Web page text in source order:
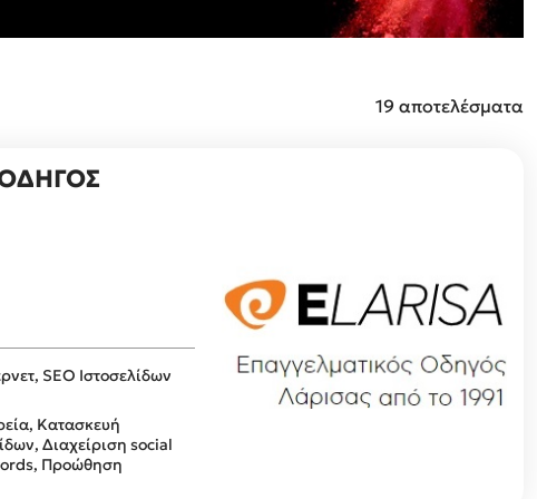
19 αποτελέσματα
ΟΔΗΓΟΣ
SEO Ιστοσελίδων
Κατασκευή
Διαχείριση social
Προώθηση